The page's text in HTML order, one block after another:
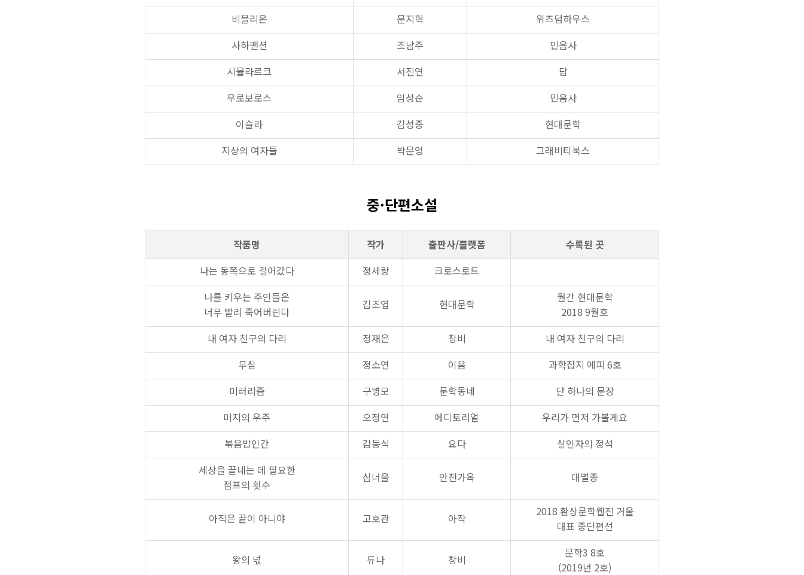
비블리온
문지혁
위즈덤하우스
사하맨션
조남주
민음사
시뮬라르크
서진연
답
우로보로스
임성순
민음사
이슬라
김성중
현대문학
지상의 여자들
박문영 그래비티북스
중·단편소설
작품명 작가 출판사/플랫폼
수록된 곳
나는 동쪽으로 걸어갔다
정세랑
크로스로드
나를 키우는 주인들은
너무 빨리 죽어버린다
김초엽 현대문학
월간 현대문학
2018 9월호
내 여자 친구의 다리
정재은 창비
내 여자 친구의 다리
무심
정소연 이음
과학잡지 에피 6호
미러리즘
구병모 문학동네
단 하나의 문장
미지의 우주
오정연 에디토리얼
우리가 먼저 가볼게요
볶음밥인간
김동식 요다
살인자의 정석
세상을 끝내는 데 필요한
점프의 횟수
심너울 안전가옥 대멸종
아직은 끝이 아니야 고호관 아작
2018 환상문학웹진 거울
대표 중단편선
왕의 넋 듀나 창비
문학3 8호
(2019년 2호)